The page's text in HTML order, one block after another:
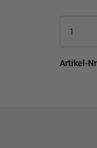
Artikel-